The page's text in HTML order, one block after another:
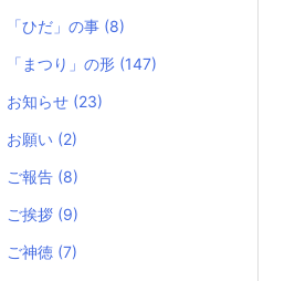
「ひだ」の事 (8)
「まつり」の形 (147)
お知らせ (23)
お願い (2)
ご報告 (8)
ご挨拶 (9)
ご神徳 (7)